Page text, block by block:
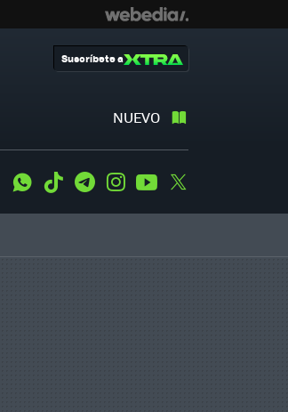
NUEVO
Suscríbete a
WhatsApp
Tiktok TelegramInstagramYoutube